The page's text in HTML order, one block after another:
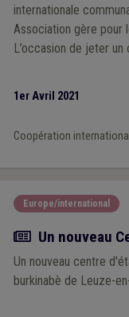
internationale
Association gère pour
L’occasion de jeter
1er Avril 2021
Coopération
Europe/international
Actualité
Un nouveau
Un nouveau centre
burkinabè de Leuze-